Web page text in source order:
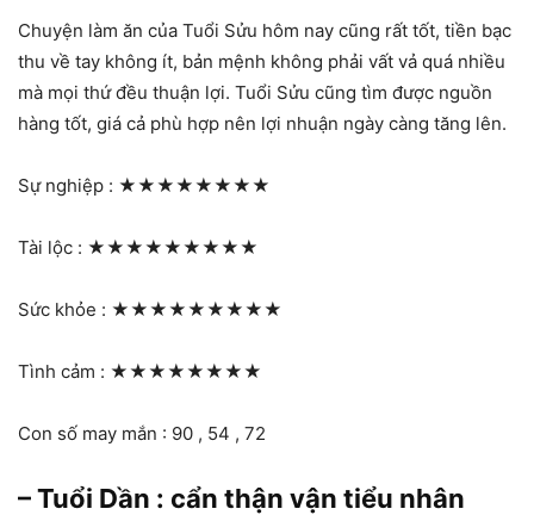
Chuyện làm ăn của Tuổi Sửu hôm nay cũng rất tốt, tiền bạc
thu về tay không ít, bản mệnh không phải vất vả quá nhiều
mà mọi thứ đều thuận lợi. Tuổi Sửu cũng tìm được nguồn
hàng tốt, giá cả phù hợp nên lợi nhuận ngày càng tăng lên.
Sự nghiệp : ★★★★★★★★
Tài lộc : ★★★★★★★★★
Sức khỏe : ★★★★★★★★★
Tình cảm : ★★★★★★★★
Con số may mắn : 90 , 54 , 72
– Tuổi Dần : cẩn thận vận tiểu nhân